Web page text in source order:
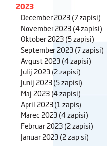
2023
December 2023(7 zapisi)
November 2023(4 zapisi)
Oktober 2023(5 zapisi)
September 2023(7 zapisi)
Avgust 2023(4 zapisi)
Julij 2023(2 zapisi)
Junij 2023(5 zapisi)
Maj 2023(4 zapisi)
April 2023(1 zapis)
Marec 2023(4 zapisi)
Februar 2023(2 zapisi)
Januar 2023(2 zapisi)